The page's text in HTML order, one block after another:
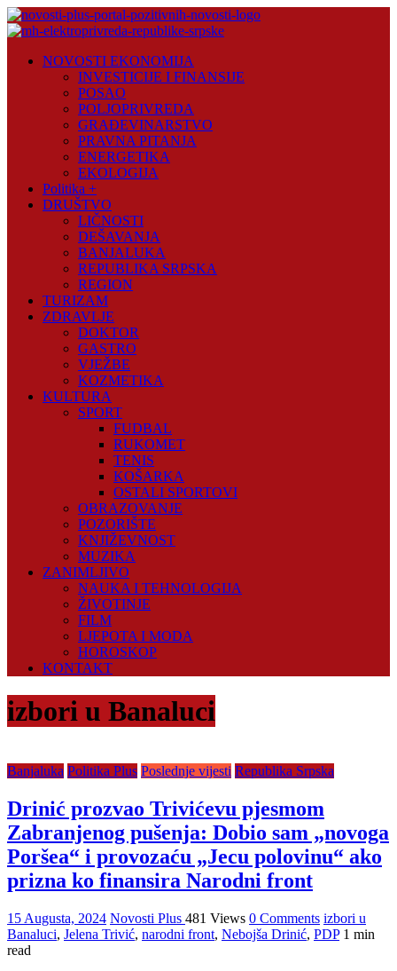
Skip
to
Plus
NOVOSTI EKONOMIJA
INVESTICIJE I FINANSIJE
POSAO
POLJOPRIVREDA
GRAĐEVINARSTVO
PRAVNA PITANJA
ENERGETIKA
EKOLOGIJA
Politika +
DRUŠTVO
LIČNOSTI
DEŠAVANJA
BANJALUKA
REPUBLIKA SRPSKA
REGION
TURIZAM
ZDRAVLJE
DOKTOR
GASTRO
VJEŽBE
KOZMETIKA
KULTURA
SPORT
FUDBAL
RUKOMET
TENIS
KOŠARKA
OSTALI SPORTOVI
OBRAZOVANJE
POZORIŠTE
KNJIŽEVNOST
MUZIKA
ZANIMLJIVO
NAUKA I TEHNOLOGIJA
ŽIVOTINJE
FILM
LJEPOTA I MODA
HOROSKOP
KONTAKT
izbori u Banaluci
Banjaluka Politika Plus Poslednje vijesti Republika Srpska
Drinić prozvao Trivićevu pjesmom
Zabranjenog pušenja: Dobio sam „novoga
Poršea“ i provozaću „Jecu polovinu“ ako
prizna ko finansira Narodni front
15 Augusta, 2024 Novosti Plus 481 Views 0 Comments izbori u
Banaluci, Jelena Trivić, narodni front, Nebojša Drinić, PDP 1 min
read